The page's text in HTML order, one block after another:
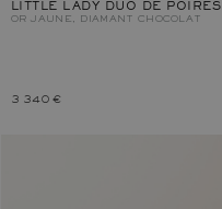
LITTLE LADY DUO DE POIRES
OR JAUNE, DIAMANT CHOCOLAT
3 340 €